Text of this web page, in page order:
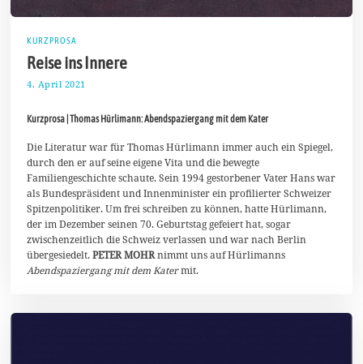
KURZPROSA
Reise ins Innere
4. April 2021
A
r
2
0
2
1
Kurzprosa | Thomas Hürlimann: Abendspaziergang mit dem Kater
Die Literatur war für Thomas Hürlimann immer auch ein Spiegel,
durch den er auf seine eigene Vita und die bewegte
Familiengeschichte schaute. Sein 1994 gestorbener Vater Hans war
als Bundespräsident und Innenminister ein profilierter Schweizer
Spitzenpolitiker. Um frei schreiben zu können, hatte Hürlimann,
der im Dezember seinen 70. Geburtstag gefeiert hat, sogar
zwischenzeitlich die Schweiz verlassen und war nach Berlin
übergesiedelt.PETER MOHRnimmt uns auf Hürlimanns
Abendspaziergang mit dem Katermit.